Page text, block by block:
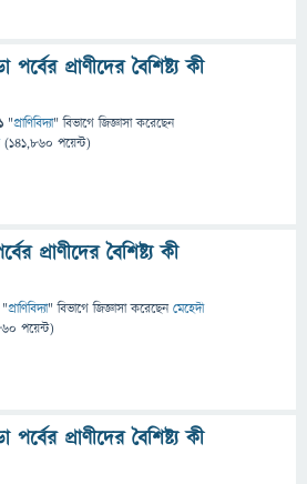
পর্বের প্রাণীদের বৈশিষ্ট্য কী
"প্রাণিবিদ্যা" বিভাগে জিজ্ঞাসাকরেছেন
(141,860 পয়েন্ট)
প্রাণীদের বৈশিষ্ট্য কী
"প্রাণিবিদ্যা" বিভাগে জিজ্ঞাসাকরেছেনমেহেদী
পয়েন্ট)
পর্বের প্রাণীদের বৈশিষ্ট্য কী